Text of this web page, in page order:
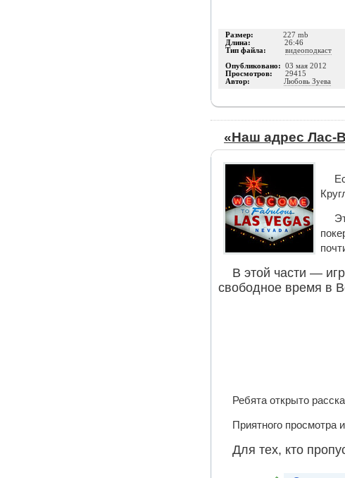
Размер: 227 mb
Длина: 26:46
Тип файла: видеоподкаст
Опубликовано: 03 мая 2012
Просмотров: 29415
Автор: Любовь Зуева
«Наш адрес Лас-
В этой части —
свободное время в
Ребята открыто
Приятного
Для тех, кто